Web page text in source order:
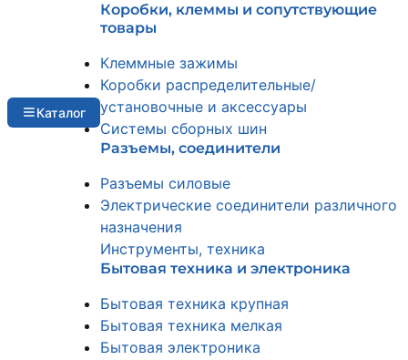
Каталог
Коробки, клеммы и сопутствующие
товары
Клеммные зажимы
Коробки распределительные/
установочные и аксессуары
Системы сборных шин
Разъемы, соединители
Разъемы силовые
Электрические соединители различного
назначения
Инструменты, техника
Бытовая техника и электроника
Бытовая техника крупная
Бытовая техника мелкая
Бытовая электроника